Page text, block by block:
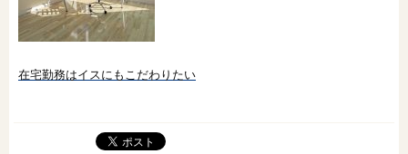
在宅勤務はイスにもこだわりたい